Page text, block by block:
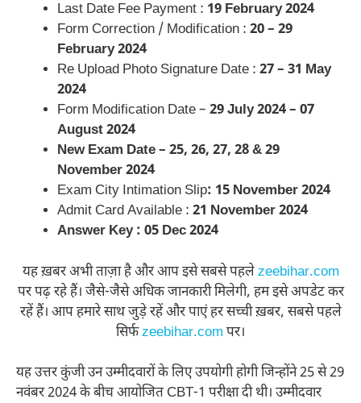
Last Date Fee Payment : 19 February 2024
Form Correction / Modification : 20 – 29
February 2024
Re Upload Photo Signature Date : 27 – 31 May
2024
Form Modification Date – 29 July 2024 – 07
August 2024
New Exam Date – 25, 26, 27, 28 & 29
November 2024
Exam City Intimation Slip: 15 November 2024
Admit Card Available : 21 November 2024
Answer Key : 05 Dec 2024
यह ख़बर अभी ताज़ा है और आप इसे सबसे पहलेzeebihar.com
पर पढ़ रहे हैं। जैसे-जैसे अधिक जानकारी मिलेगी, हम इसे अपडेट कर
रहें हैं। आप हमारे साथ जुड़े रहें और पाएं हर सच्ची ख़बर, सबसे पहले
सिर्फzeebihar.com पर।
यह उत्तर कुंजी उन उम्मीदवारों के लिए उपयोगी होगी जिन्होंने 25 से 29
नवंबर 2024 के बीच आयोजित CBT-1 परीक्षा दी थी। उम्मीदवार